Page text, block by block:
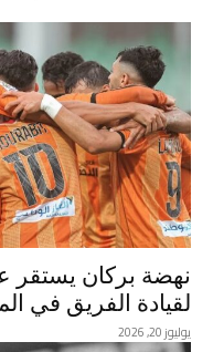
نهضة بركان يستقر
لقيادة الفريق في
يوليوز 20, 2026